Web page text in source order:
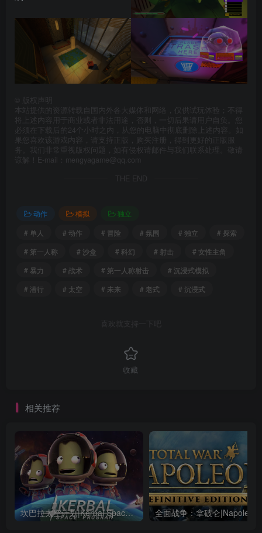
版权声明
本站提供的资源转载自国内外各大媒体和网络，仅供试玩体验；不得
将上述内容用于商业或者非法用途，否则，一切后果请用户自负。您
必须在下载后的24个小时之内，从您的电脑中彻底删除上述内容。如
果您喜欢该游戏内容，请支持正版，购买注册，得到更好的正版服
务。我们非常重视版权问题，如有侵权请邮件与我们联系处理。敬请
谅解！E-mail：mengyagame@qq.com
THE END
动作 模拟
独立
# 单人
# 动作 # 冒险 # 氛围 # 独立
# 探索
# 第一人称
# 沙盒 # 科幻 # 射击
# 女性主角
# 暴力
# 战术 # 第一人称射击
# 沉浸式模拟
# 潜行
# 太空 # 未来 # 老式 # 沉浸式
喜欢就支持一下吧
收藏
相关推荐
坎巴拉太空计划|Kerbal Space Program|1.12.5.3190|整合全DLC